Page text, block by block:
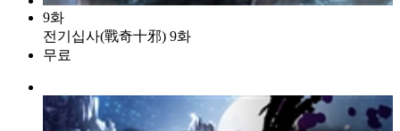
9화
전기십사(戰奇十邪) 9화
무료